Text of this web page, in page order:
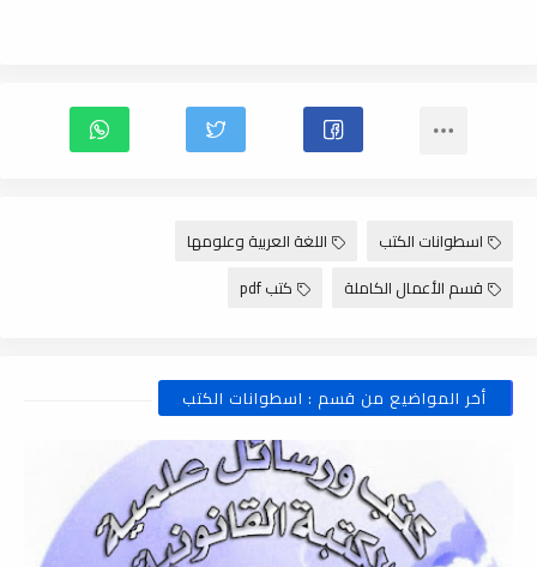
اسطوانات الكتب
اللغة العربية وعلومها
قسم الأعمال الكاملة
كتب pdf
أخر المواضيع من قسم : اسطوانات الكتب